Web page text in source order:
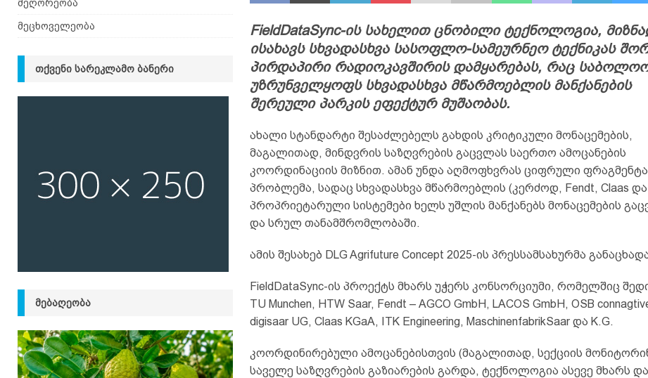
FieldDataSync-ის სახელით ცნობილი ტექნოლოგია,
ისახავს სხვადასხვა სასოფლო-სამეურნეო ტექნიკას
პირდაპირი რადიოკავშირის დამყარებას, რაც
უზრუნველყოფს სხვადასხვა მწარმოებლის მანქანების
შერეული პარკის ეფექტურ მუშაობას.
ახალი სტანდარტი შესაძლებელს გახდის კრიტიკული მონაცემების,
მაგალითად, მინდვრის საზღვრების გაცვლას საერთო ამოცანების
კოორდინაციის მიზნით. ამან უნდა აღმოფხვრას ციფრული
პრობლემა, სადაც სხვადასხვა მწარმოებლის (კერძოდ, Fendt, Claas და
პროპრიეტარული სისტემები ხელს უშლის მანქანებს მონაცემების
და სრულ თანამშრომლობაში.
ამის შესახებ DLG Agrifuture Concept 2025-ის პრესსამსახურმა
FieldDataSync-ის პროექტს მხარს უჭერს კონსორციუმი, რომელშიც
TU Munchen, HTW Saar, Fendt – AGCO GmbH, LACOS GmbH, OSB
digisaar UG, Claas KGaA, ITK Engineering, MaschinenfabrikSaar და K.G.
კოორდინირებული ამოცანებისთვის (მაგალითად, სექციის
საველე საზღვრების გაზიარების გარდა, ტექნოლოგია ასევე მხარს
მეღორეობა
მეცხოველეობა
ᲗᲥᲕᲔᲜᲘ ᲡᲐᲠᲔᲙᲚᲐᲛᲝ ᲑᲐᲜᲔᲠᲘ
ᲛᲔᲑᲐᲦᲔᲝᲑᲐ